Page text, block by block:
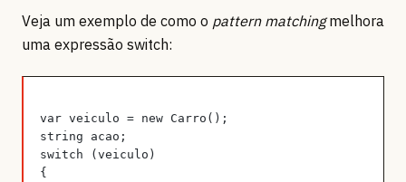
Veja um exemplo de como o pattern matchingmelhora
uma expressão switch:
var veiculo = new Carro();
string acao;
switch (veiculo)
{